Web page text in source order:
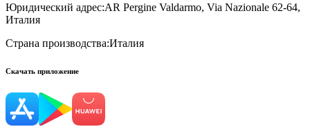
Юридический адрес:AR Pergine Valdarmo, Via Nazionale 62-64,
Италия
Страна производства:Италия
Скачать приложение